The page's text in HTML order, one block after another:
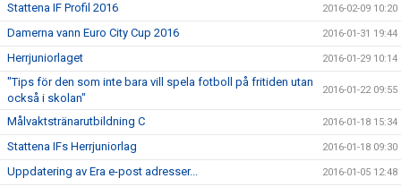
Stattena IF Profil 2016 2016-02-09 10:20
Damerna vann Euro City Cup 2016 2016-01-31 19:44
Herrjuniorlaget 2016-01-29 10:14
"Tips för den som inte bara vill spela fotboll på fritiden utan
också i skolan"
2016-01-22 09:55
Målvaktstränarutbildning C 2016-01-18 15:34
Stattena IFs Herrjuniorlag 2016-01-18 09:30
Uppdatering av Era e-post adresser... 2016-01-05 12:48